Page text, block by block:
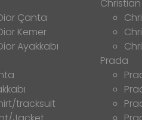
Çanta
Kemer
Ayakkabı
tracksuit
Prada